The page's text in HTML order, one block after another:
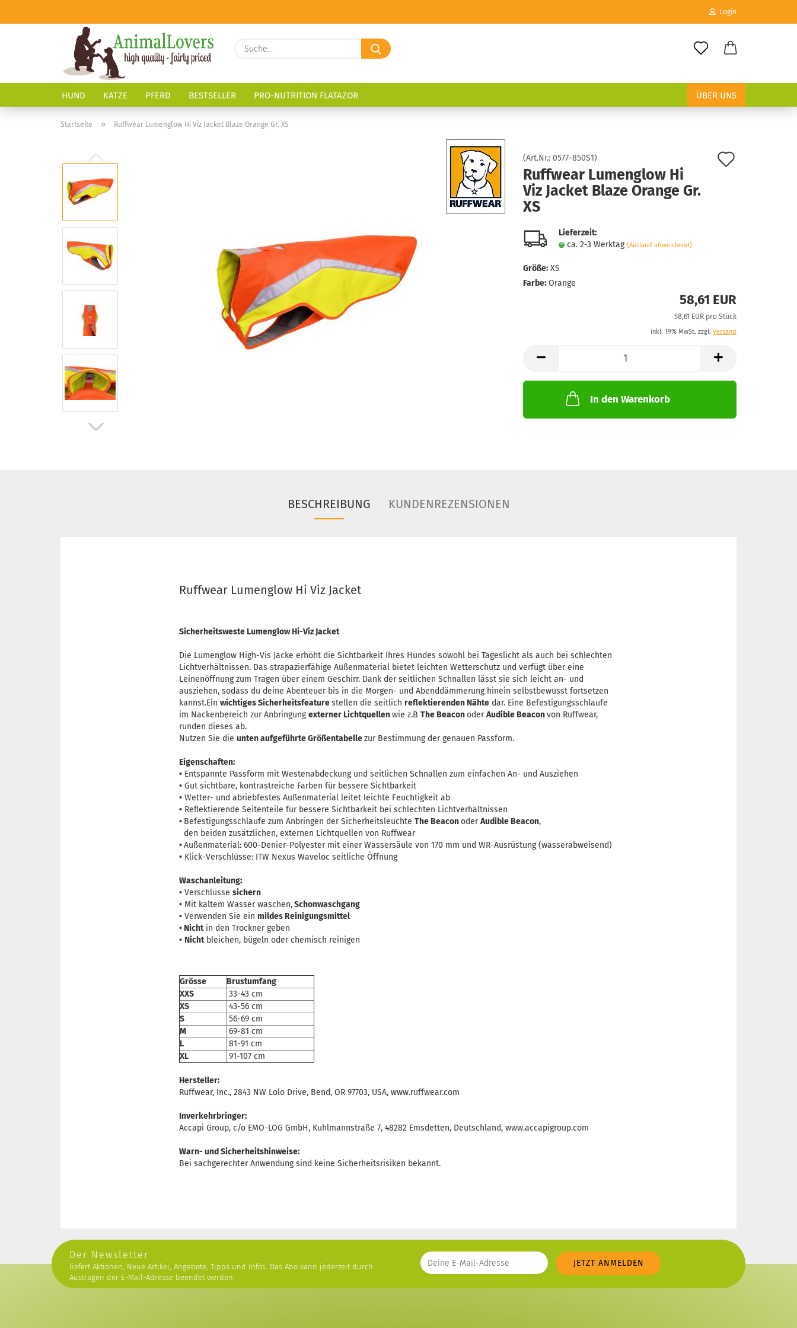
Login
Passwort
Konto erstellen
Passwort vergessen?
Suche...
HUND KATZE PFERD BESTSELLER PRO-NUTRITION FLATAZOR ÜBER UNS
Startseite » Ruffwear Lumenglow Hi Viz Jacket Blaze Orange Gr. XS
(Art.Nr.: 0577-850S1)
Ruffwear Lumenglow Hi
Viz Jacket Blaze Orange Gr.
XS
Lieferzeit:
ca. 2-3 Werktag (Ausland abweichend)
Größe: XS
Farbe: Orange
58,61 EUR
58,61 EUR pro Stück
inkl. 19% MwSt. zzgl. Versand
In den Warenkorb
BESCHREIBUNG KUNDENREZENSIONEN
Ruffwear Lumenglow Hi Viz Jacket
Sicherheitsweste Lumenglow Hi-Viz Jacket
Die Lumenglow High-Vis Jacke erhöht die Sichtbarkeit Ihres Hundes sowohl bei Tageslicht als auch bei schlechten
Lichtverhältnissen. Das strapazierfähige Außenmaterial bietet leichten Wetterschutz und verfügt über eine
Leinenöffnung zum Tragen über einem Geschirr. Dank der seitlichen Schnallen lässt sie sich leicht an- und
ausziehen, sodass du deine Abenteuer bis in die Morgen- und Abenddämmerung hinein selbstbewusst fortsetzen
kannst.Ein wichtiges Sicherheitsfeaturestellen die seitlich reflektierenden Nähte dar. Eine Befestigungsschlaufe
im Nackenbereich zur Anbringungexterner Lichtquellenwie z.B The BeaconoderAudible Beaconvon Ruffwear,
runden dieses ab.
Nutzen Sie die unten aufgeführte Größentabellezur Bestimmung der genauen Passform.
Eigenschaften:
• Entspannte Passform mit Westenabdeckung und seitlichen Schnallen zum einfachen An- und Ausziehen
• Gut sichtbare, kontrastreiche Farben für bessere Sichtbarkeit
• Wetter- und abriebfestes Außenmaterial leitet leichte Feuchtigkeit ab
• Reflektierende Seitenteile für bessere Sichtbarkeit bei schlechten Lichtverhältnissen
• Befestigungsschlaufe zum Anbringen der Sicherheitsleuchte The BeaconoderAudible Beacon,
den beiden zusätzlichen, externen Lichtquellen von Ruffwear
•Außenmaterial: 600-Denier-Polyester mit einer Wassersäule von 170 mm und WR-Ausrüstung (wasserabweisend)
• Klick-Verschlüsse: ITW Nexus Waveloc seitliche Öffnung
Waschanleitung:
• Verschlüsse sichern
• Mit kaltem Wasser waschen,Schonwaschgang
• Verwenden Sie ein mildes Reinigungsmittel
• Nichtin den Trockner geben
• Nichtbleichen, bügeln oder chemisch reinigen
Grösse
Brustumfang
XXS
33-43 cm
XS
43-56 cm
S
56-69 cm
M
69-81 cm
L
81-91 cm
XL
91-107 cm
Hersteller:
Ruffwear, Inc., 2843 NW Lolo Drive, Bend, OR 97703, USA, www.ruffwear.com
Inverkehrbringer:
Accapi Group, c/o EMO-LOG GmbH, Kuhlmannstraße 7, 48282 Emsdetten, Deutschland, www.accapigroup.com
Warn- und Sicherheitshinweise:
Bei sachgerechter Anwendung sind keine Sicherheitsrisiken bekannt.
Der Newsletter
liefert Aktionen, Neue Artikel, Angebote, Tipps und Infos. Das Abo kann jederzeit durch
Austragen der E-Mail-Adresse beendet werden.